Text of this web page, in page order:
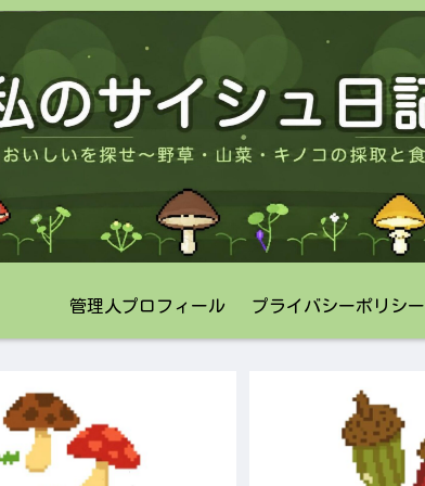
管理人プロフィール プライバシーポリシー